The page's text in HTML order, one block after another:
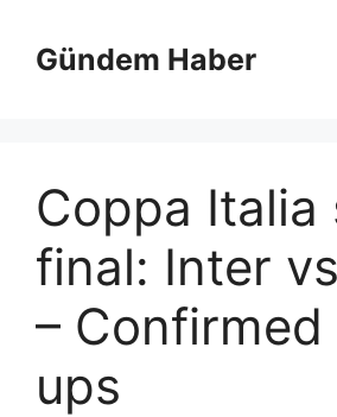
Gündem Haber
Coppa Italia
final: Inter
–
ups